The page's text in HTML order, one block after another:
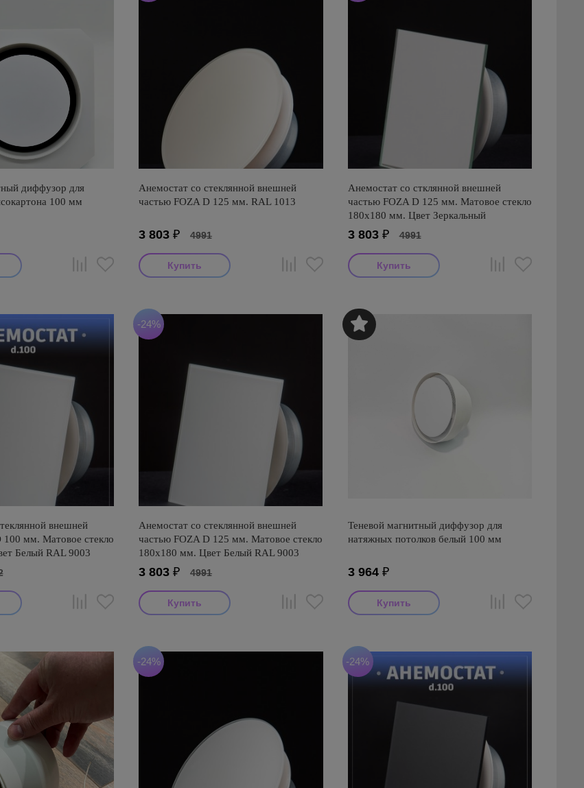
диффузор для
100 мм
Анемостат со стеклянной внешней
частью FOZA D 125 мм. RAL 1013
3 803 ₽ 4991
Анемостат со стклянной внешней
частью FOZA D 125 мм. Матовое стекло
180х180 мм. Цвет Зеркальный
3 803₽ 4991
внешней
100 мм. Матовое стекло
Белый RAL 9003
-24%
Анемостат со стеклянной внешней
частью FOZA D 125 мм. Матовое стекло
180х180 мм. Цвет Белый RAL 9003
3 803 ₽ 4991
Теневой магнитный диффузор для
натяжных потолков белый 100 мм
3 964₽
-24% -24%